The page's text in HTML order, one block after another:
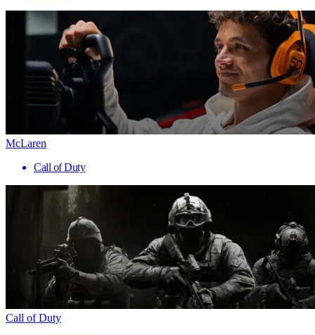
McLaren
Call of Duty
Call of Duty